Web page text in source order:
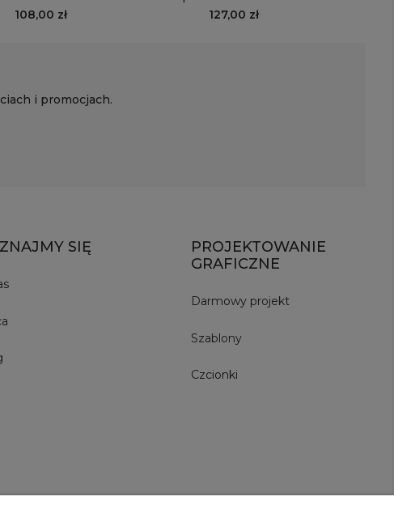
cytrynowy raj
108,00 zł
cytrynowy raj
127,00 zł
i promocjach.
SIĘ
PROJEKTOWANIE
GRAFICZNE
Darmowy projekt
Szablony
Czcionki